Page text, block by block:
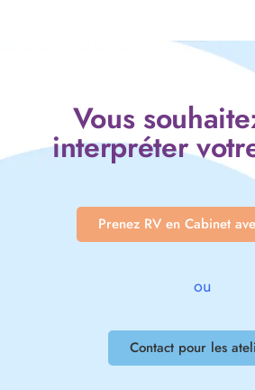
Vous
interpréter
Prenez RV en Cabinet
ou
Contact pour les